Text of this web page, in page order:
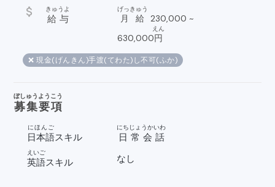
attach_money
給与
きゅうよ
月給
げっきゅう
230,000 ~
630,000円
えん
❌ 現金(げんきん)手渡(てわた)し不可(ふか)
募集要項
ぼしゅうようこう
日本語
にほんご
スキル 日常会話
にちじょうかいわ
英語
えいご
スキル なし